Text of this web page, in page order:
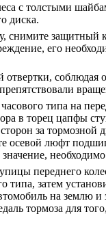
с толстыми
диска.
снимите защитный
его
отвертки, соблюдая
типа на
в торец цапфы
за
осевой люфт
необходимо
переднего
типа, затем
на землю
тормоза для